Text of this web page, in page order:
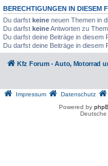
BERECHTIGUNGEN IN DIESEM
Du darfst keine neuen Themen in
Du darfst keineAntworten zu
Du darfst deine Beiträge in diesem
Du darfst deine Beiträge in diesem
Kfz Forum - Auto, Motorrad
Impressum Datenschutz
Powered by